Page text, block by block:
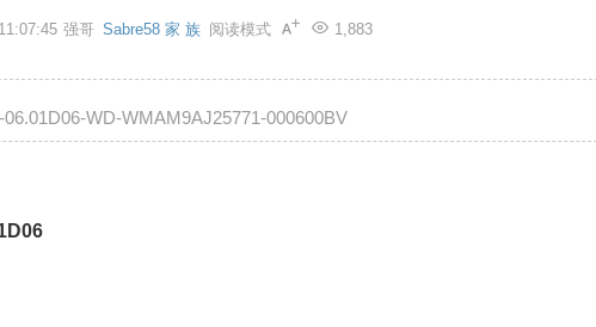
强哥 Sabre58 家 族 1,883
阅读模式
WD-WMAM9AJ25771-000600BV